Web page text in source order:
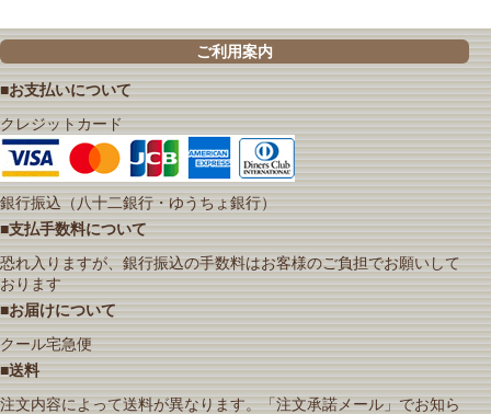
ご利用案内
■お支払いについて
クレジットカード
銀行振込（八十二銀行・ゆうちょ銀行）
■支払手数料について
恐れ入りますが、銀行振込の手数料はお客様のご負担でお願いして
おります
■お届けについて
クール宅急便
■送料
注文内容によって送料が異なります。「注文承諾メール」でお知ら